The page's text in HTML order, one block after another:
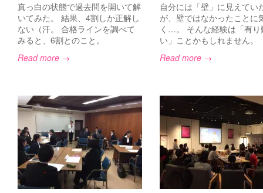
真っ白の状態で過去問を開いて解
いてみた。 結果、4割しか正解し
ない（汗。 合格ラインを調べて
みると、6割とのこと。
Read more →
自分には「壁」に見えてい
が、壁ではなかったことに
く…。 そんな経験は「有り
い」ことかもしれません。
Read more →